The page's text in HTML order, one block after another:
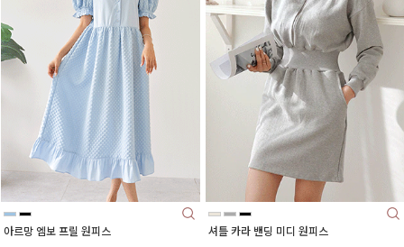
아르망 엠보 프릴 원피스 셔틀 카라 밴딩 미디 원피스